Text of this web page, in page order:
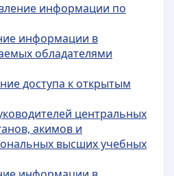
информации по
информации в
обладателями
доступа к открытым
центральных
акимов и
высших учебных